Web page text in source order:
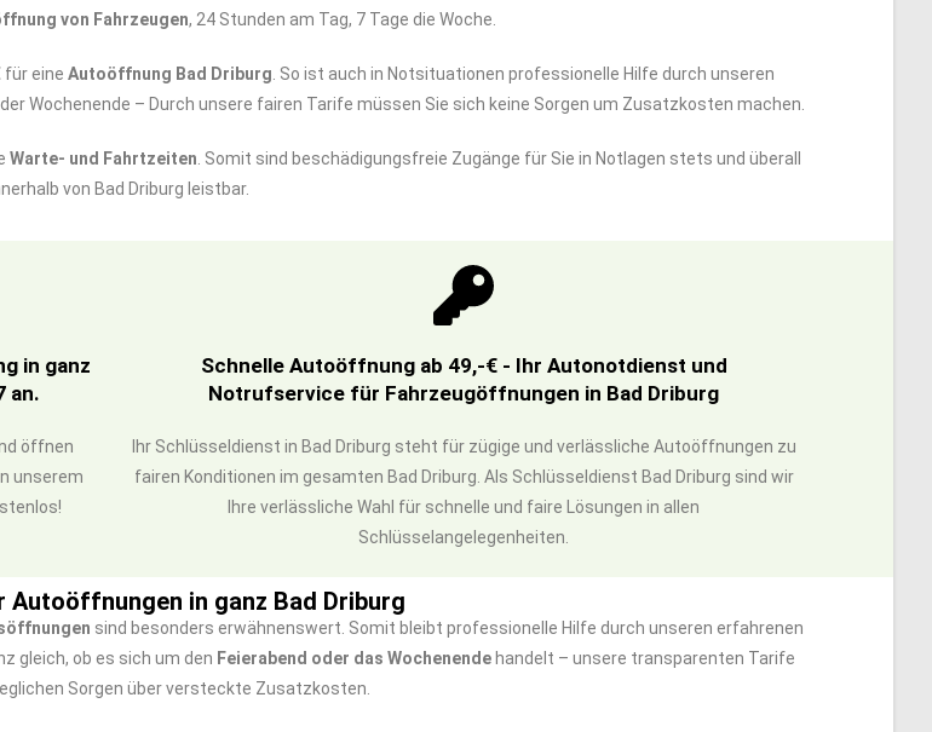
von Fahrzeugen, 24 Stunden am Tag, 7 Tage die Woche.
für eine Autoöffnung Bad Driburg . So ist auch in Notsituationen professionelle Hilfe durch unseren
Wochenende – Durch unsere fairen Tarife müssen Sie sich keine Sorgen um Zusatzkosten machen.
Warte- und Fahrtzeiten . Somit sind beschädigungsfreie Zugänge für Sie in Notlagen stets und überall
von Bad Driburg leistbar.
in ganz
an.
öffnen
unserem
Schnelle Autoöffnung ab 49,-€ - Ihr Autonotdienst und
Notrufservice für Fahrzeugöffnungen in Bad Driburg
Ihr Schlüsseldienst in Bad Driburg steht für zügige und verlässliche Autoöffnungen zu
fairen Konditionen im gesamten Bad Driburg. Als Schlüsseldienst Bad Driburg sind wir
Ihre verlässliche Wahl für schnelle und faire Lösungen in allen
Schlüsselangelegenheiten.
Autoöffnungen in ganz Bad Driburg
sind besonders erwähnenswert. Somit bleibt professionelle Hilfe durch unseren erfahrenen
gleich, ob es sich um den Feierabend oder das Wochenende handelt – unsere transparenten Tarife
Sorgen über versteckte Zusatzkosten.